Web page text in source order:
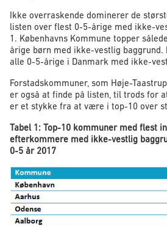
Ikke overraskende dominerer de
listen over flest 0-5-årige med ikke-
1. Københavns Kommune topper
årige børn med ikke-vestlig
alle 0-5-årige i Danmark med ikke-
Forstadskommuner, som Høje-
er også at finde på listen, til trods for
er et stykke fra at være i top-10 over
Tabel 1: Top-10 kommuner med flest
efterkommere med ikke-vestlig
0-5 år 2017